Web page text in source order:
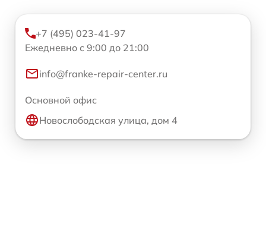
+7 (495) 023-41-97
Ежедневно с 9:00 до 21:00
info@franke-repair-center.ru
Основной офис
Новослободская улица, дом 4